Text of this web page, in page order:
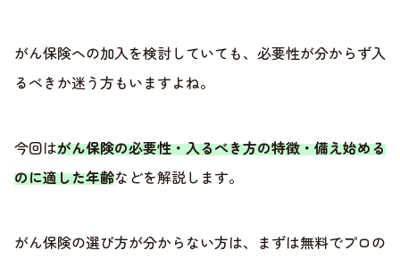
がん保険への加入を検討していても、必要性が分からず入
るべきか迷う方もいますよね。
今回はがん保険の必要性・入るべき方の特徴・備え始める
のに適した年齢などを解説します。
がん保険の選び方が分からない方は、まずは無料でプロの